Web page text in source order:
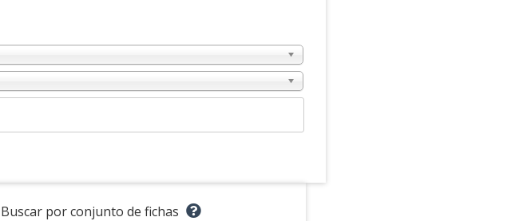
Buscar por conjunto de fichas